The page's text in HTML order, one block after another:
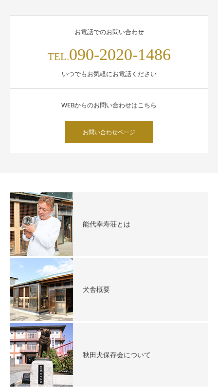
お電話でのお問い合わせ
TEL.090-2020-1486
いつでもお気軽にお電話ください
WEBからのお問い合わせはこちら
お問い合わせページ
能代幸寿荘とは
犬舎概要
秋田犬保存会について